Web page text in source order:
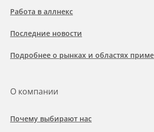
Работа в аллнекс
Последние новости
Подробнее о рынках и областях
О компании
Почему выбирают нас